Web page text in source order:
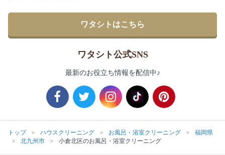
ワタシトはこちら
ワタシト公式SNS
最新のお役立ち情報を配信中♪
トップ ハウスクリーニング お風呂・浴室クリーニング
福岡県
北九州市
小倉北区のお風呂・浴室クリーニング